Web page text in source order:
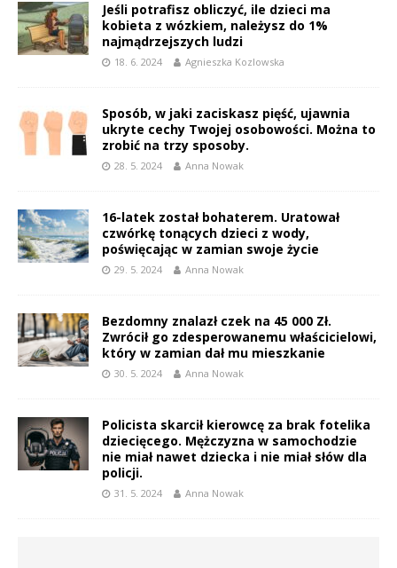
Jeśli potrafisz obliczyć, ile dzieci ma
kobieta z wózkiem, należysz do 1%
najmądrzejszych ludzi
18. 6. 2024 Agnieszka Kozlowska
Sposób, w jaki zaciskasz pięść, ujawnia
ukryte cechy Twojej osobowości. Można to
zrobić na trzy sposoby.
28. 5. 2024 Anna Nowak
16-latek został bohaterem. Uratował
czwórkę tonących dzieci z wody,
poświęcając w zamian swoje życie
29. 5. 2024 Anna Nowak
Bezdomny znalazł czek na 45 000 Zł.
Zwrócił go zdesperowanemu właścicielowi,
który w zamian dał mu mieszkanie
30. 5. 2024 Anna Nowak
Policista skarcił kierowcę za brak fotelika
dziecięcego. Mężczyzna w samochodzie
nie miał nawet dziecka i nie miał słów dla
policji.
31. 5. 2024 Anna Nowak